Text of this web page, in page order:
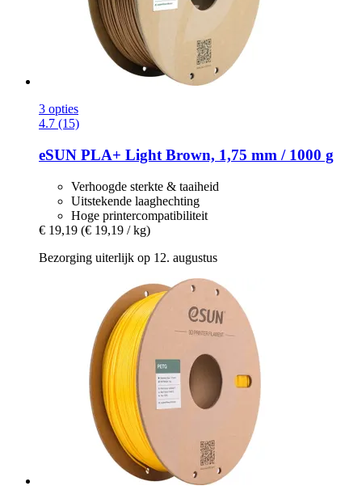
3 opties
4.7 (15)
eSUN PLA+ Light Brown, 1,75 mm / 1000 g
Verhoogde sterkte & taaiheid
Uitstekende laaghechting
Hoge printercompatibiliteit
€ 19,19 (€ 19,19 / kg)
Bezorging uiterlijk op 12. augustus